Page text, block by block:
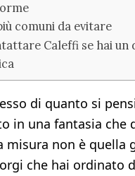
comuni da evitare
Caleffi se hai un
di quanto si
in una fantasia che
misura non è quella
che hai ordinato